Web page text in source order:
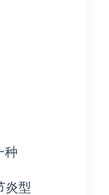
种
炎型